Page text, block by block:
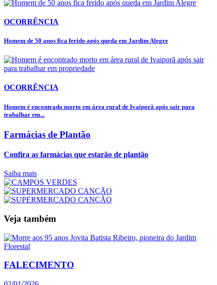
OCORRÊNCIA
Homem de 50 anos fica ferido após queda em Jardim Alegre
OCORRÊNCIA
Homem é encontrado morto em área rural de Ivaiporã após sair para
trabalhar em...
Farmácias de Plantão
Confira as farmácias que estarão de plantão
Saiba mais
Veja também
FALECIMENTO